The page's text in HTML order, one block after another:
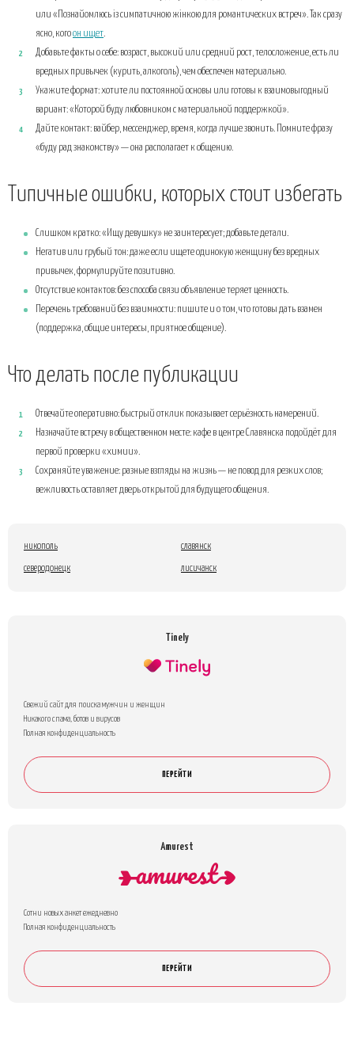
или «Познайомлюсь із симпатичною жінкою для романтических встреч». Так сразу
ясно, когоон ищет.
Добавьте факты о себе: возраст, высокий или средний рост, телосложение, есть ли
вредных привычек (курить, алкоголь), чем обеспечен материально.
Укажите формат: хотите ли постоянной основы или готовы к взаимовыгодный
вариант: «Которой буду любовником с материальной поддержкой».
Дайте контакт: вайбер, мессенджер, время, когда лучше звонить. Помните фразу
«буду рад знакомству» — она располагает к общению.
Типичные ошибки, которых стоит избегать
Слишком кратко: «Ищу девушку» не заинтересует; добавьте детали.
Негатив или грубый тон: даже если ищете одинокую женщину без вредных
привычек, формулируйте позитивно.
Отсутствие контактов: без способа связи объявление теряет ценность.
Перечень требований без взаимности: пишите и о том, что готовы дать взамен
(поддержка, общие интересы, приятное общение).
Что делать после публикации
Отвечайте оперативно: быстрый отклик показывает серьёзность намерений.
Назначайте встречу в общественном месте: кафе в центре Славянска подойдёт для
первой проверки «химии».
Сохраняйте уважение: разные взгляды на жизнь — не повод для резких слов;
вежливость оставляет дверь открытой для будущего общения.
никополь славянск
северодонецк лисичанск
Tinely
Свежий сайт для поиска мужчин и женщин
Никакого спама, ботов и вирусов
Полная конфиденциальность
ПЕРЕЙТИ
Amurest
Сотни новых анкет ежедневно
Полная конфиденциальность
ПЕРЕЙТИ